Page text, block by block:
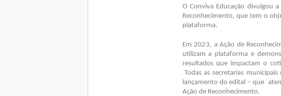
O Conviva Educação divulgou
Reconhecimento, que tem o
plataforma.
Em 2023, a Ação de
utilizam a plataforma e
resultados que impactam o
Todas as secretarias
lançamento do edital – que
Ação de Reconhecimento.